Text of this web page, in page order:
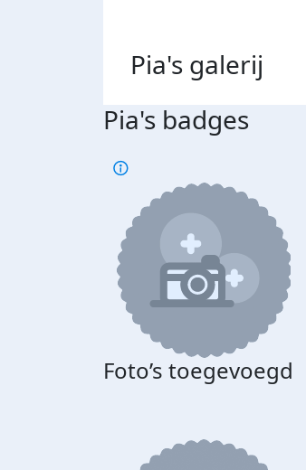
Pia's galerij
Pia's badges
Foto’s toegevoegd